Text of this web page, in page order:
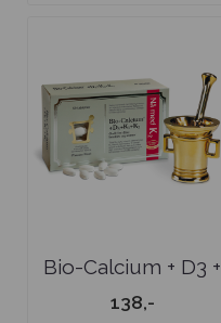
Bio-Calcium + D3 +
K1 + K2
138,-